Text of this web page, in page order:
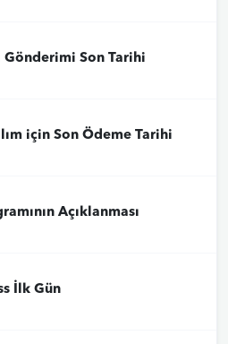
Son Tarihi
için Son Ödeme Tarihi
Açıklanması
İlk Gün